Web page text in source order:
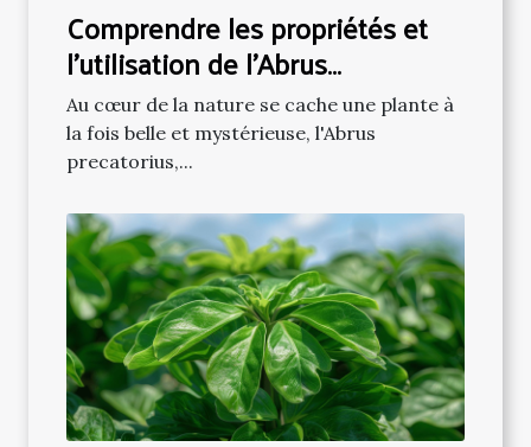
Comprendre les propriétés et
l'utilisation de l'Abrus
Precatorius en phytothérapie
Au cœur de la nature se cache une plante à
la fois belle et mystérieuse, l'Abrus
precatorius,...